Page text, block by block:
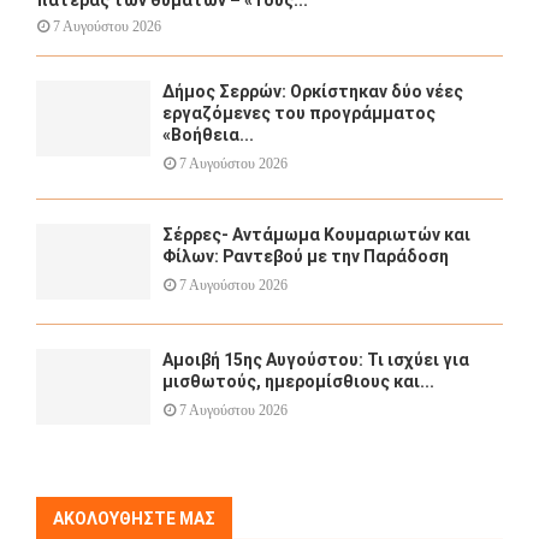
7 Αυγούστου 2026
Δήμος Σερρών: Ορκίστηκαν δύο νέες
εργαζόμενες του προγράμματος
«Βοήθεια...
7 Αυγούστου 2026
Σέρρες- Αντάμωμα Κουμαριωτών και
Φίλων: Ραντεβού με την Παράδοση
7 Αυγούστου 2026
Αμοιβή 15ης Αυγούστου: Τι ισχύει για
μισθωτούς, ημερομίσθιους και...
7 Αυγούστου 2026
ΑΚΟΛΟΥΘΉΣΤΕ ΜΑΣ